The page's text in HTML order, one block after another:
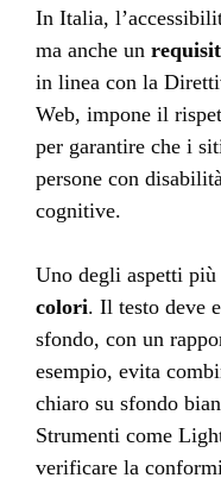
In Italia,
ma anche un
in linea con la
Web, impone il
per garantire che i
persone con
cognitive.
Uno degli aspetti
colori. Il testo deve
sfondo, con un
esempio, evita
chiaro su sfondo
Strumenti come
verificare la